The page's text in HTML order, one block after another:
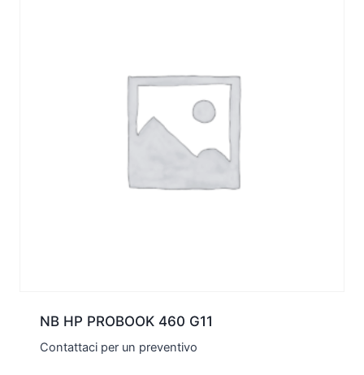
NB HP PROBOOK 460 G11
Contattaci per un preventivo